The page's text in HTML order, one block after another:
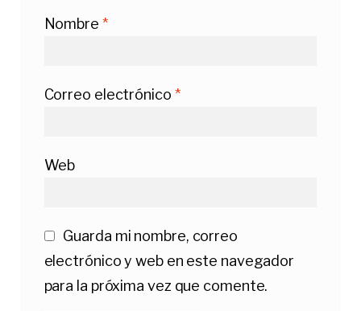
Nombre *
Correo electrónico *
Web
Guarda mi nombre, correo
electrónico y web en este navegador
para la próxima vez que comente.